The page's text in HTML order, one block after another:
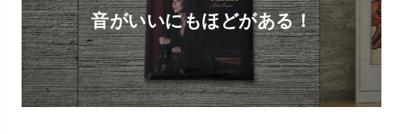
音がいいにもほどがある！